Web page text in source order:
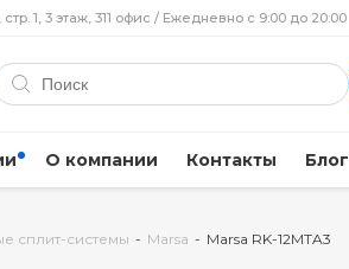
1, 3 этаж, 311 офис / Ежедневно с 9:00 до 20:00
О компании Контакты Блог
сплит-системы - Marsa - Marsa RK-12MTA3